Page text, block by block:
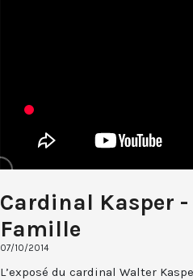
Cardinal Kasper
Famille
07/10/2014
L’exposé du cardinal Walter